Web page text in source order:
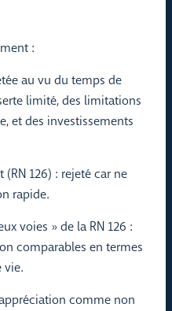
:
au vu du temps de
limité, des limitations
et des investissements
(RN 126) : rejeté car ne
rapide.
voies » de la RN 126 :
comparables en termes
vie.
comme non